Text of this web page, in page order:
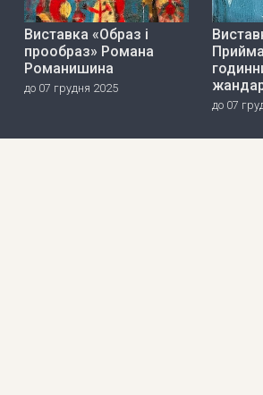
Виставка «Образ і
прообраз» Романа
Романишина
до 07 грудня 2025
до 07